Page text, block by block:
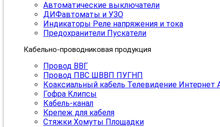
Автоматические выключатели
ДИФавтоматы и УЗО
Индикаторы Реле напряжения и тока
Предохранители Пускатели
Кабельно-проводниковая продукция
Провод ВВГ
Провод ПВС ШВВП ПУГНП
Коаксиальный кабель Телевидение Интернет
Гофра Клипсы
Кабель-канал
Крепеж для кабеля
Стяжки Хомуты Площадки